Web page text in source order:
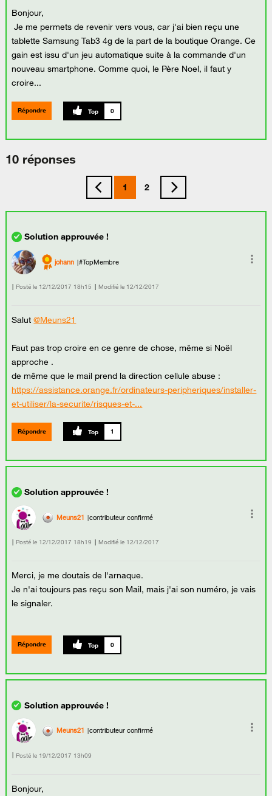
Bonjour,
Je me permets de revenir vers vous, car j'ai bien reçu une
tablette Samsung Tab3 4g de la part de la boutique Orange. Ce
gain est issu d'un jeu automatique suite à la commande d'un
nouveau smartphone. Comme quoi, le Père Noel, il faut y
croire...
Répondre 0
10 réponses
1 2
johann #TopMembre
Posté le ‎12/12/2017 18h15 Modifié le 12/12/2017
Salut@Meuns21
Faut pas trop croire en ce genre de chose, même si Noël
approche .
de même que le mail prend la direction cellule abuse :
https://assistance.orange.fr/ordinateurs-peripheriques/installer-
et-utiliser/la-securite/risques-et-...
Répondre 1
Meuns21 contributeur confirmé
Posté le ‎12/12/2017 18h19 Modifié le 12/12/2017
Merci, je me doutais de l'arnaque.
Je n'ai toujours pas reçu son Mail, mais j'ai son numéro, je vais
le signaler.
Répondre 0
Meuns21 contributeur confirmé
Posté le ‎19/12/2017 13h09
Bonjour,